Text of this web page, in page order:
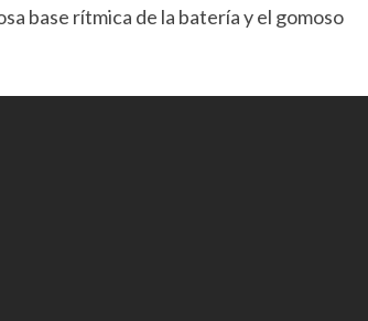
base rítmica de la batería y el gomoso